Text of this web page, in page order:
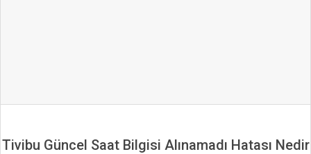
Tivibu Güncel Saat Bilgisi Alınamadı Hatası Nedir